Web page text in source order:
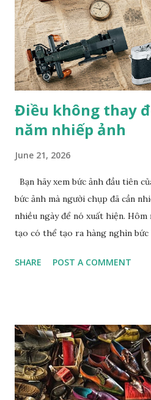
khác: Chú hổ con đang chơi đùa
họa sĩ trường phái lãng mạn
người đã sử dụng một chú hổ
mèo cưng của mình làm mẫu.
hội h...
Điều không thay
năm nhiếp ảnh
June 21, 2026
Bạn hãy xem bức ảnh đầu tiên
bức ảnh mà người chụp đã cần
nhiều ngày để nó xuất hiện.
tạo có thể tạo ra hàng nghìn bức
lịch sử nhiếp ảnh . Con người
thông minh cho đến AI , dường
hướng về cùng mục tiêu: rút
thực tại và hình ảnh về nó. Nếu
chưa bao giờ việc tạo ra một bức
SHARE POST A COMMENT